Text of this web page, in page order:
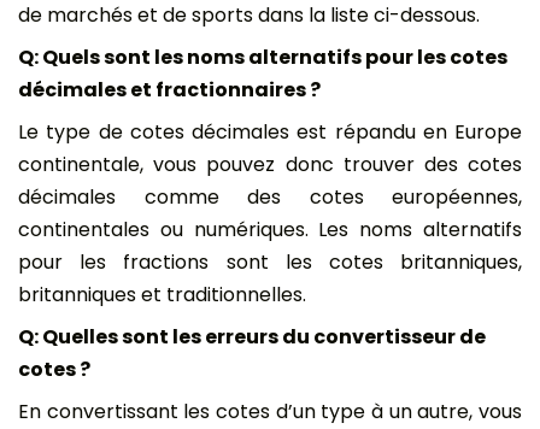
de marchés et de sports dans la liste ci-dessous.
Q: Quels sont les noms alternatifs pour les cotes
décimales et fractionnaires ?
Le type de cotes décimales est répandu en Europe
continentale, vous pouvez donc trouver des cotes
décimales comme des cotes européennes,
continentales ou numériques. Les noms alternatifs
pour les fractions sont les cotes britanniques,
britanniques et traditionnelles.
Q: Quelles sont les erreurs du convertisseur de
cotes ?
En convertissant les cotes d’un type à un autre, vous